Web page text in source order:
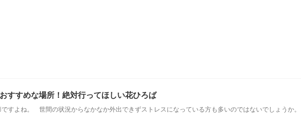
すすめな場所！絶対行ってほしい花ひろば
すよね。 世間の状況からなかなか外出できずストレスになっている方も多いのではないでしょうか